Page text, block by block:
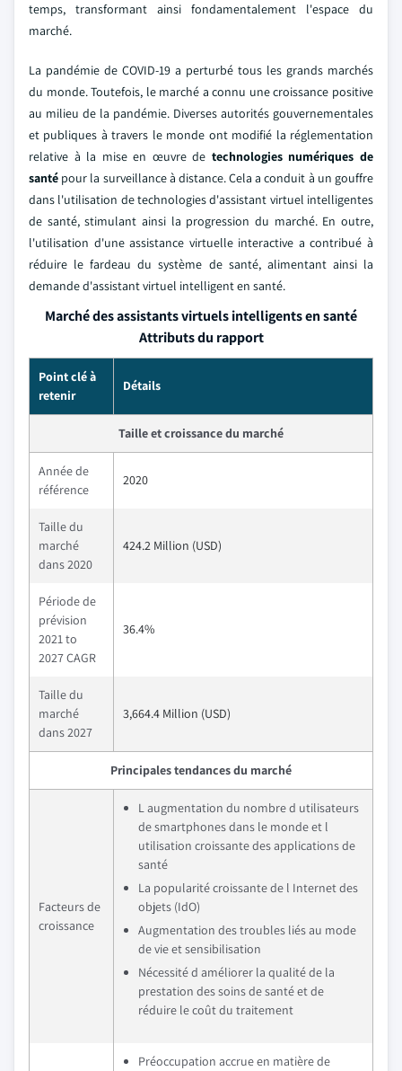
temps, transformant ainsi fondamentalement l'espace du
marché.
La pandémie de COVID-19 a perturbé tous les grands marchés
du monde. Toutefois, le marché a connu une croissance positive
au milieu de la pandémie. Diverses autorités gouvernementales
et publiques à travers le monde ont modifié la réglementation
relative à la mise en œuvre de technologies numériques de
santé pour la surveillance à distance. Cela a conduit à un gouffre
dans l'utilisation de technologies d'assistant virtuel intelligentes
de santé, stimulant ainsi la progression du marché. En outre,
l'utilisation d'une assistance virtuelle interactive a contribué à
réduire le fardeau du système de santé, alimentant ainsi la
demande d'assistant virtuel intelligent en santé.
Marché des assistants virtuels intelligents en santé
Attributs du rapport
Point clé à
retenir
Détails
Taille et croissance du marché
Année de
référence
2020
Taille du
marché
dans 2020
424.2 Million (USD)
Période de
prévision
2021 to
2027 CAGR
36.4%
Taille du
marché
dans 2027
3,664.4 Million (USD)
Principales tendances du marché
Facteurs de
croissance
L augmentation du nombre d utilisateurs
de smartphones dans le monde et l
utilisation croissante des applications de
santé
La popularité croissante de l Internet des
objets (IdO)
Augmentation des troubles liés au mode
de vie et sensibilisation
Nécessité d améliorer la qualité de la
prestation des soins de santé et de
réduire le coût du traitement
Préoccupation accrue en matière de